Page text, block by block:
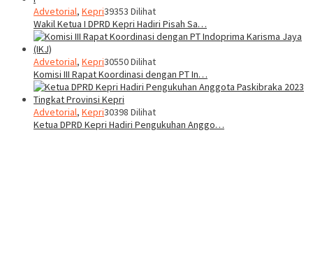
Advetorial, Kepri39353 Dilihat
Wakil Ketua I DPRD Kepri Hadiri Pisah Sa…
Advetorial, Kepri30550 Dilihat
Komisi III Rapat Koordinasi dengan PT In…
Advetorial, Kepri30398 Dilihat
Ketua DPRD Kepri Hadiri Pengukuhan Anggo…